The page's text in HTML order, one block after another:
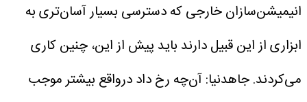
انیمیشن‌سازان خارجی که دسترسی بسیار آسان‌تری به
ابزاری از این قبیل دارند باید پیش از این، چنین کاری
می‌کردند.جاهدنیا: آن‌چه رخ داد درواقع بیشتر موجب